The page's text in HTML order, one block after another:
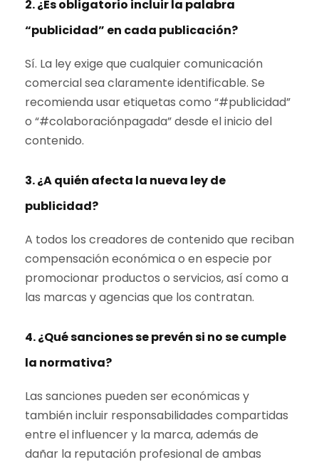
2. ¿Es obligatorio incluir la palabra
“publicidad” en cada publicación?
Sí. La ley exige que cualquier comunicación
comercial sea claramente identificable. Se
recomienda usar etiquetas como “#publicidad”
o “#colaboraciónpagada” desde el inicio del
contenido.
3. ¿A quién afecta la nueva ley de
publicidad?
A todos los creadores de contenido que reciban
compensación económica o en especie por
promocionar productos o servicios, así como a
las marcas y agencias que los contratan.
4. ¿Qué sanciones se prevén si no se cumple
la normativa?
Las sanciones pueden ser económicas y
también incluir responsabilidades compartidas
entre el influencer y la marca, además de
dañar la reputación profesional de ambas